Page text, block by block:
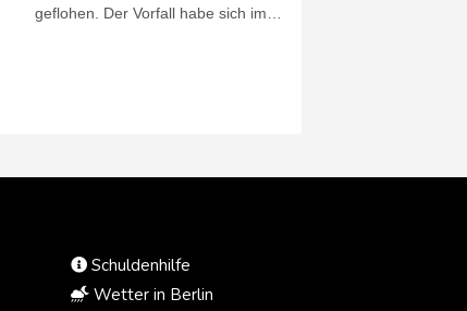
geflohen. Der Vorfall habe sich im in
Wagen abgegeben" habe.
Schuldenhilfe
Wetter in Berlin